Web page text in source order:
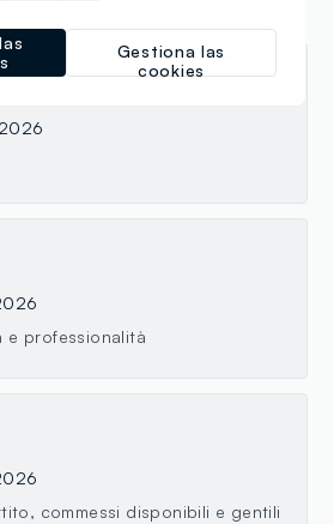
e professionalità
commessi disponibili e gentili
Gestiona las
cookies